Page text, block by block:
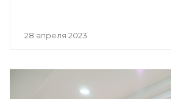
28 апреля 2023